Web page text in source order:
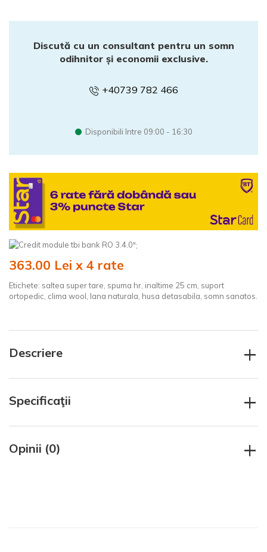
Discută cu un consultant pentru un somn
odihnitor și economii exclusive.
+40739 782 466
Disponibili între 09:00 - 16:30
";
363.00 Lei x 4 rate
Etichete: saltea super tare spuma hr inaltime 25 cm suport
ortopedic clima wool lana naturala husa detasabila somn sanatos.
Descriere +
Specificaţii +
Opinii (0) +